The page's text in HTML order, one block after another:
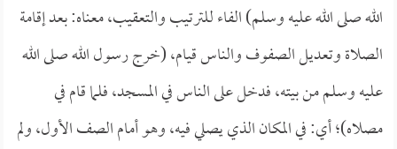
الله صلى الله عليه وسلم) الفاء للترتيب والتعقيب، معناه: بعد إقامة
الصلاة وتعديل الصفوف والناس قيام، (خرج رسول الله صلى الله
عليه وسلم من بيته، فدخل على الناس في المسجد، فلما قام في
مصلاه)؛ أي: في المكان الذي يصلي فيه، وهو أمام الصف الأول، ولم